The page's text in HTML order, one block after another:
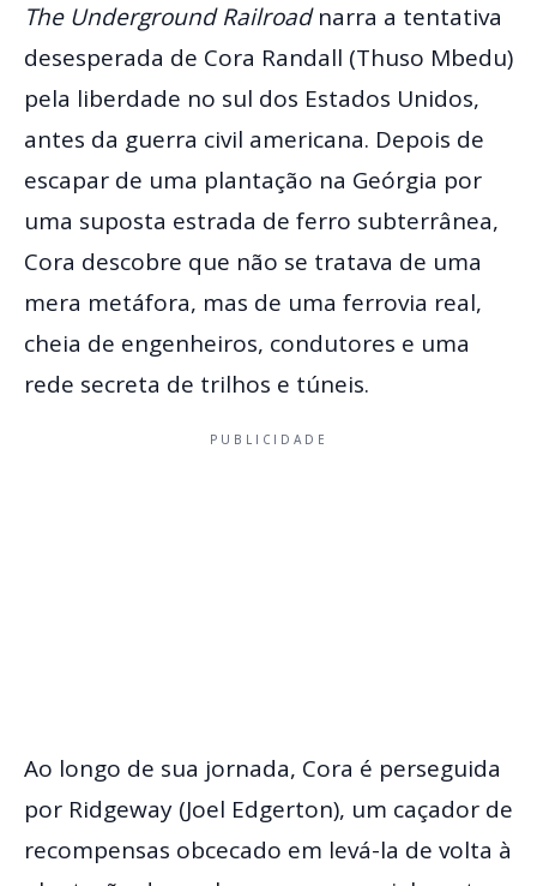
The Underground Railroadnarra a tentativa
desesperada de Cora Randall (Thuso Mbedu)
pela liberdade no sul dos Estados Unidos,
antes da guerra civil americana. Depois de
escapar de uma plantação na Geórgia por
uma suposta estrada de ferro subterrânea,
Cora descobre que não se tratava de uma
mera metáfora, mas de uma ferrovia real,
cheia de engenheiros, condutores e uma
rede secreta de trilhos e túneis.
PUBLICIDADE
Ao longo de sua jornada, Cora é perseguida
por Ridgeway (Joel Edgerton), um caçador de
recompensas obcecado em levá-la de volta à